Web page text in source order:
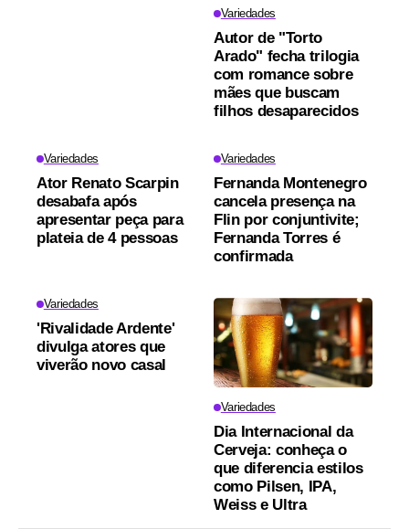
Variedades
Autor de "Torto
Arado" fecha trilogia
com romance sobre
mães que buscam
filhos desaparecidos
Variedades
Ator Renato Scarpin
desabafa após
apresentar peça para
plateia de 4 pessoas
Variedades
Fernanda Montenegro
cancela presença na
Flin por conjuntivite;
Fernanda Torres é
confirmada
Variedades
'Rivalidade Ardente'
divulga atores que
viverão novo casal
Variedades
Dia Internacional da
Cerveja: conheça o
que diferencia estilos
como Pilsen, IPA,
Weiss e Ultra